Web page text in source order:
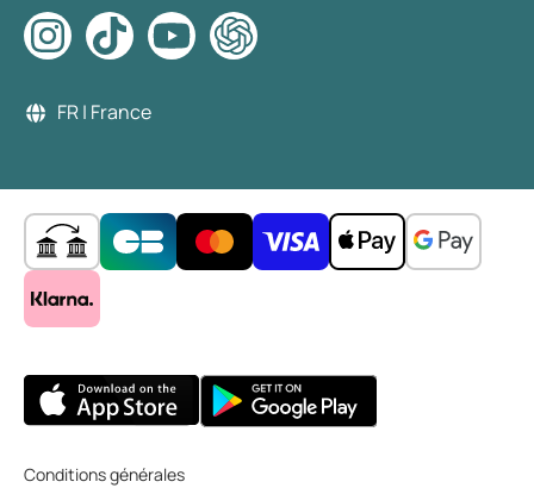
FR | France
Conditions générales